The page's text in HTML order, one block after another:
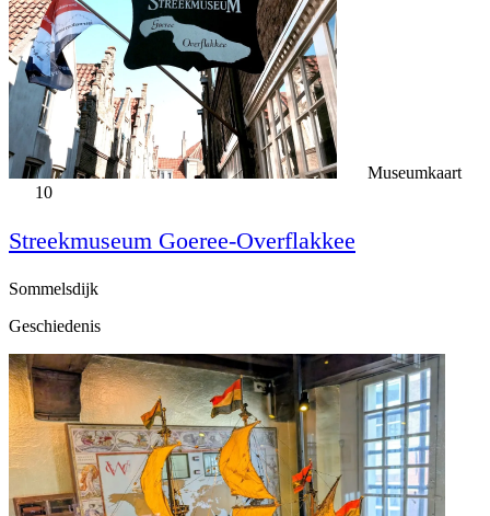
Museumkaart
10
Streekmuseum Goeree-Overflakkee
Sommelsdijk
Geschiedenis